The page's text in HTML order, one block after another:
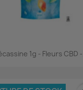
Aperçu rapide
1g - Fleurs CBD -